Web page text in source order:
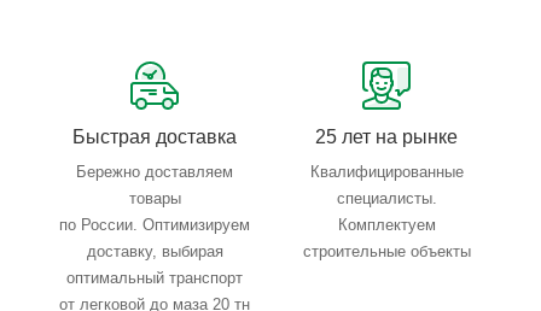
Быстрая доставка
Бережно доставляем
товары
по России. Оптимизируем
доставку, выбирая
оптимальный транспорт
от легковой до маза 20 тн
25 лет на рынке
Квалифицированные
специалисты.
Комплектуем
строительные объекты